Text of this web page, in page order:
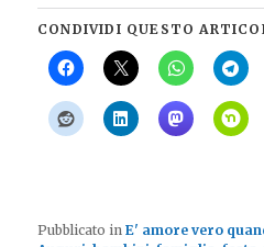
CONDIVIDI QUESTO
Pubblicato in E' amore vero